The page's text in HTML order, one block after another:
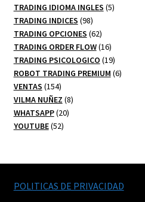
productos
TRADING IDIOMA INGLES 55
TRADING INDICES 9898
productos
TRADING OPCIONES 6262
productos
TRADING ORDER FLOW 1616
productos
TRADING PSICOLOGICO 1919
productos
ROBOT TRADING PREMIUM 66
VENTAS 154154
productos
VILMA NUÑEZ 88
WHATSAPP 2020
YOUTUBE 5252
POLITICAS DE PRIVACIDAD